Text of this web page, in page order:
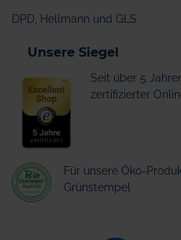
DPD, Hellmann und GLS
Unsere Siegel
Seit über 5
zertifizierter
Für unsere Öko-
Grünstempel